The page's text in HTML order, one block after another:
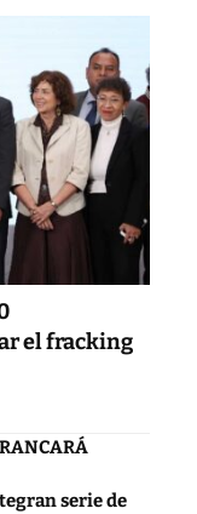
el fracking
serie de